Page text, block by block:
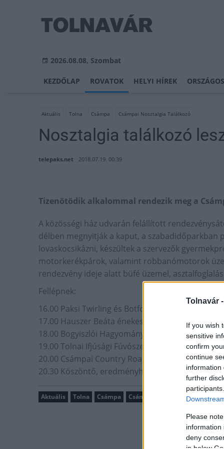
Tolnavár -
If you wish
sensitive
confirm
continue
information
further
Please
information
deny
2026.08.08, Szombat
KEZDŐLAP ROVATOK HELYI HÍREK
Aktuális Tolna Csámpa Csámpai Nosztalgia Találkozó
Nosztalgia találkozó
telepaks.net 2018.07.19. 00:39
Tizenötödik alkalommal rendezik meg a
A közösségi ház udvarán felállított
délben megnyitják a kaput, a szabadidőparkban
lovaskocsikázni, készültek a szervezők
motorkerékpárok, valamint robbanómotorok
rendezvény ideje alatt büfé üzemel,
Fellépnek:
16.00 Paksi Twirling és Botforgató Kulturális és
17.00 Hauszer Beáta énekes előadó
18.00 Bogyiszlói Hagyományőrző Egyesület
19.00 Tolnai Ifjúsági Fúvószenekar
20.00 Csámpai Country Road Club
20.30 Köszöntő, eredményhirdetés, majd bál,
Aktuális Tolna Csámpa Csámpai Nosztalgia Találkozó